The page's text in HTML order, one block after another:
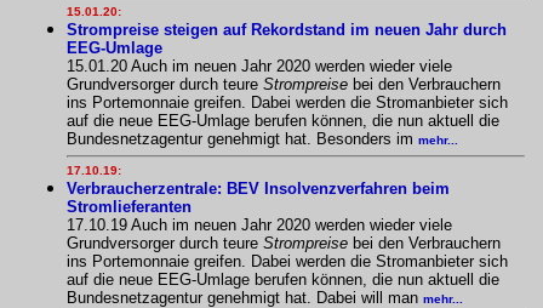
15.01.20:
Strompreise steigen auf Rekordstand im neuen Jahr durch
EEG-Umlage
15.01.20 Auch im neuen Jahr 2020 werden wieder viele
Grundversorger durch teure Strompreise bei den Verbrauchern
ins Portemonnaie greifen. Dabei werden die Stromanbieter sich
auf die neue EEG-Umlage berufen können, die nun aktuell die
Bundesnetzagentur genehmigt hat. Besonders im mehr...
17.10.19:
Verbraucherzentrale: BEV Insolvenzverfahren beim
Stromlieferanten
17.10.19 Auch im neuen Jahr 2020 werden wieder viele
Grundversorger durch teure Strompreise bei den Verbrauchern
ins Portemonnaie greifen. Dabei werden die Stromanbieter sich
auf die neue EEG-Umlage berufen können, die nun aktuell die
Bundesnetzagentur genehmigt hat. Dabei will man mehr...